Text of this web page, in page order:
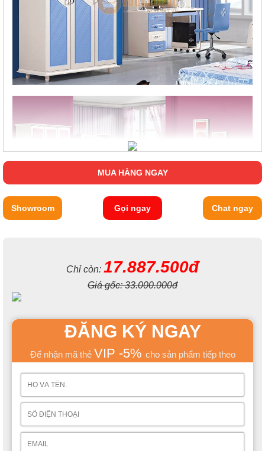
MUA HÀNG NGAY
Showroom Gọi ngay Chat ngay
Chỉ còn: 17.887.500đ
Giá gốc:33.000.000đ
ĐĂNG KÝ NGAY
Để nhận mã thẻ VIP -5% cho sản phẩm tiếp theo